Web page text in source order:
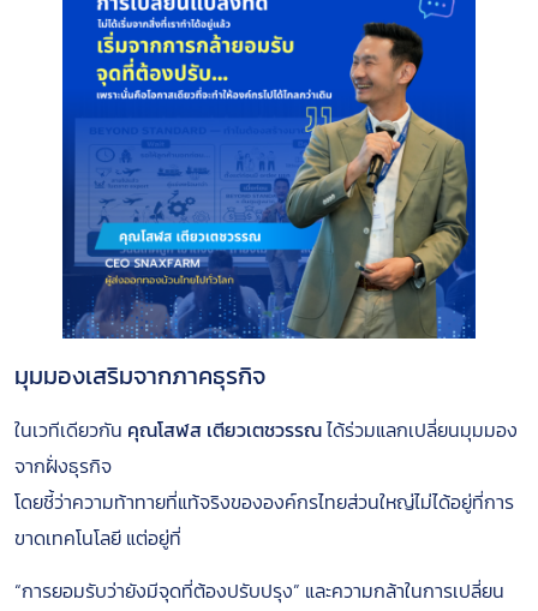
มุมมองเสริมจากภาคธุรกิจ
ในเวทีเดียวกัน คุณโสฬส เตียวเตชวรรณได้ร่วมแลกเปลี่ยนมุมมอง
จากฝั่งธุรกิจ
โดยชี้ว่าความท้าทายที่แท้จริงขององค์กรไทยส่วนใหญ่ไม่ได้อยู่ที่การ
ขาดเทคโนโลยี แต่อยู่ที่
“การยอมรับว่ายังมีจุดที่ต้องปรับปรุง” และความกล้าในการเปลี่ยน